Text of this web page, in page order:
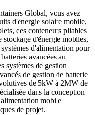
Global, vous avez
d'énergie solaire mobile,
des conteneurs pliables
stockage d'énergie mobiles,
d'alimentation pour
avancées au
systèmes de gestion
de gestion de batterie
de 5kW à 2MW de
dans la conception
mobile
de projet.